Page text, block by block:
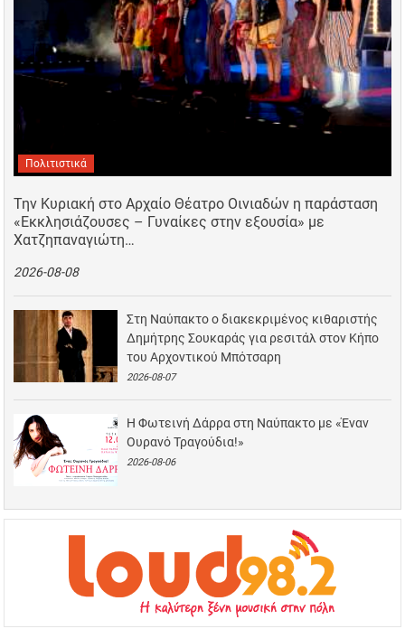
Πολιτιστικά
Την Κυριακή στο Αρχαίο Θέατρο Οινιαδών η παράσταση
«Εκκλησιάζουσες – Γυναίκες στην εξουσία» με
Χατζηπαναγιώτη…
2026-08-08
Στη Ναύπακτο ο διακεκριμένος κιθαριστής
Δημήτρης Σουκαράς για ρεσιτάλ στον Κήπο
του Αρχοντικού Μπότσαρη
2026-08-07
Η Φωτεινή Δάρρα στη Ναύπακτο με «Έναν
Ουρανό Τραγούδια!»
2026-08-06